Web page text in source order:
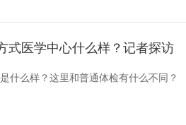
式医学中心什么样？记者探访
什么样？这里和普通体检有什么不同？